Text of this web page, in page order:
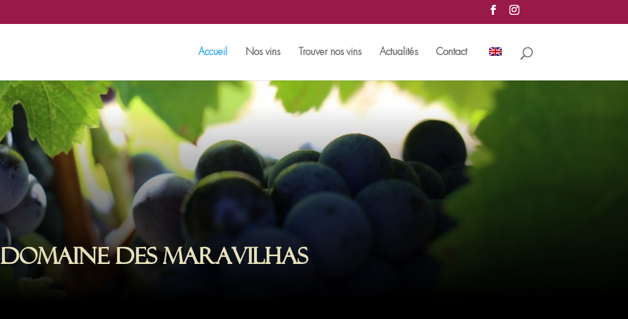
Accueil Nos vins Trouver nos vins Actualités Contact
Domaine des Maravilhas